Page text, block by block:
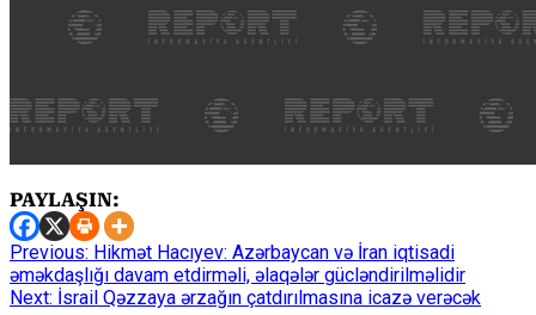
PAYLAŞIN:
Continue
Reading
Previous: Hikmət Hacıyev: Azərbaycan və İran iqtisadi
əməkdaşlığı davam etdirməli, əlaqələr gücləndirilməlidir
Next: İsrail Qəzzaya ərzağın çatdırılmasına icazə verəcək